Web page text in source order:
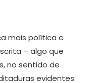
mais política e
– algo que
no sentido de
evidentes